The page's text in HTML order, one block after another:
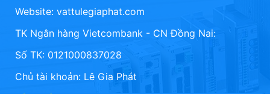
Website: vattulegiaphat.com
TK Ngân hàng Vietcombank - CN Đồng Nai:
Số TK: 0121000837028
Chủ tài khoản: Lê Gia Phát